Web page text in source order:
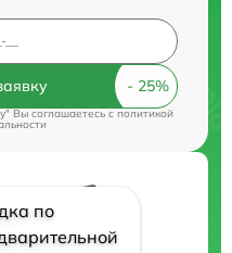
Вы соглашаетесь cполитикой
по